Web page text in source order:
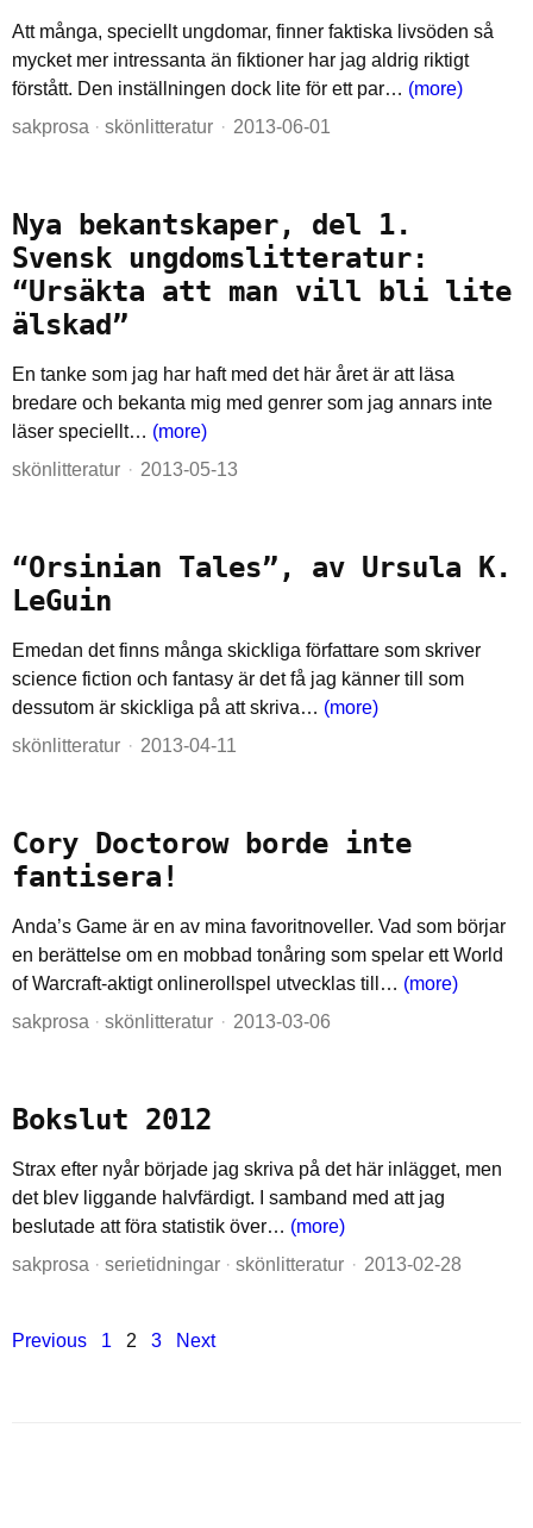
Att många, speciellt ungdomar, finner faktiska livsöden så
mycket mer intressanta än fiktioner har jag aldrig riktigt
förstått. Den inställningen dock lite för ett par… (more)
sakprosa · skönlitteratur 2013-06-01
Nya bekantskaper, del 1.
Svensk ungdomslitteratur:
“Ursäkta att man vill bli lite
älskad”
En tanke som jag har haft med det här året är att läsa
bredare och bekanta mig med genrer som jag annars inte
läser speciellt… (more)
skönlitteratur
2013-05-13
“Orsinian Tales”, av Ursula K.
LeGuin
Emedan det finns många skickliga författare som skriver
science fiction och fantasy är det få jag känner till som
dessutom är skickliga på att skriva… (more)
skönlitteratur
2013-04-11
Cory Doctorow borde inte
fantisera!
Anda’s Game är en av mina favoritnoveller. Vad som börjar
en berättelse om en mobbad tonåring som spelar ett World
of Warcraft-aktigt onlinerollspel utvecklas till… (more)
sakprosa · skönlitteratur 2013-03-06
Bokslut 2012
Strax efter nyår började jag skriva på det här inlägget, men
det blev liggande halvfärdigt. I samband med att jag
beslutade att föra statistik över… (more)
sakprosa · serietidningar · skönlitteratur 2013-02-28
Posts navigation
Previous 1 2 3 Next